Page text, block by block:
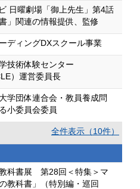
日曜劇場「御上先生」第4話
」関連の情報提供、監修
ディングDXスクール事業
技術体験センター
）運営委員長
学団体連合会・教員養成問
小委員会委員
全件表示（10件）
教科書展 第28回＜特集＞マ
教科書」（特別編・巡回